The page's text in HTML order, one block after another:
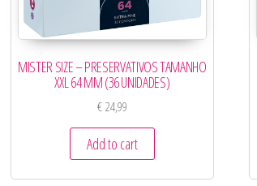
MISTER SIZE – PRESERVATIVOS TAMANHO
XXL 64 MM (36 UNIDADES)
€24,99
Add to cart